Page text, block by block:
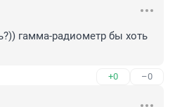
гамма-радиометр бы хоть
+0 –0